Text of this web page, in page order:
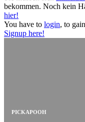
bekommen. Noch kein
hier!
You have to login, to
Signup here!
PICKAPOOH